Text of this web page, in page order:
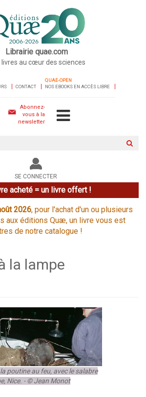
Librairie quae.com
livres au cœur des sciences
CONTACT
QUAE-OPEN
NOS EBOOKS EN ACCÈS LIBRE
Abonnez-
vous à la
newsletter
le
site
SE CONNECTER
acheté = un livre offert !
2026, pour l'achat d'un ou plusieurs
aux éditions Quæ, un livre vous est
de notre catalogue !
la lampe
poutine au feu, avec le salabre
Nice. - © Jean Monot